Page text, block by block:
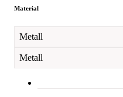
Material
Metall
Metall